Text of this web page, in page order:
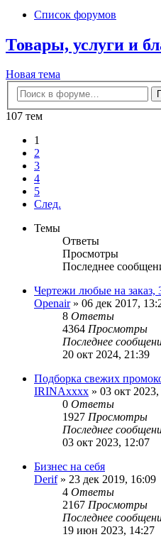
Список форумов
Товары, услуги и
Новая тема
107 тем
1
2
3
4
5
След.
Темы
Ответы
Просмотры
Последнее
Чертежи любые на заказ,
Openair» 06 дек 2017,
8 Ответы
4364 Просмотры
Последнее
20 окт 2024, 21:39
Подборка свежих
IRINAxxxx » 03 окт
0 Ответы
1927 Просмотры
Последнее
03 окт 2023, 12:07
Бизнес на себя
Derif» 23 дек 2019, 16:09
4 Ответы
2167 Просмотры
Последнее
19 июн 2023, 14:27